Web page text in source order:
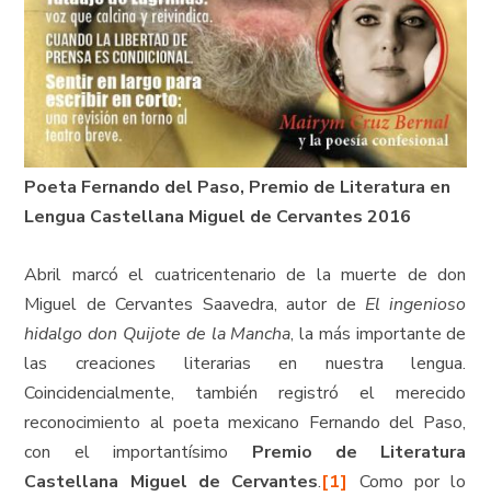
Poeta Fernando del Paso, Premio de Literatura en
Lengua Castellana Miguel de Cervantes 2016
Abril marcó el cuatricentenario de la muerte de don
Miguel de Cervantes Saavedra, autor de El ingenioso
hidalgo don Quijote de la Mancha, la más importante de
las creaciones literarias en nuestra lengua.
Coincidencialmente, también registró el merecido
reconocimiento al poeta mexicano Fernando del Paso,
con el importantísimo Premio de Literatura
Castellana Miguel de Cervantes.[1] Como por lo